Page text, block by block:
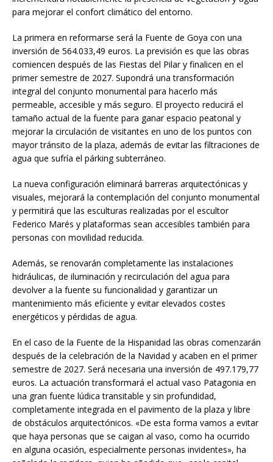
para mejorar el confort climático del entorno.
La primera en reformarse será la Fuente de Goya con una
inversión de 564.033,49 euros. La previsión es que las obras
comiencen después de las Fiestas del Pilar y finalicen en el
primer semestre de 2027. Supondrá una transformación
integral del conjunto monumental para hacerlo más
permeable, accesible y más seguro. El proyecto reducirá el
tamaño actual de la fuente para ganar espacio peatonal y
mejorar la circulación de visitantes en uno de los puntos con
mayor tránsito de la plaza, además de evitar las filtraciones de
agua que sufría el párking subterráneo.
La nueva configuración eliminará barreras arquitectónicas y
visuales, mejorará la contemplación del conjunto monumental
y permitirá que las esculturas realizadas por el escultor
Federico Marés y plataformas sean accesibles también para
personas con movilidad reducida.
Además, se renovarán completamente las instalaciones
hidráulicas, de iluminación y recirculación del agua para
devolver a la fuente su funcionalidad y garantizar un
mantenimiento más eficiente y evitar elevados costes
energéticos y pérdidas de agua.
En el caso de la Fuente de la Hispanidad las obras comenzarán
después de la celebración de la Navidad y acaben en el primer
semestre de 2027. Será necesaria una inversión de 497.179,77
euros. La actuación transformará el actual vaso Patagonia en
una gran fuente lúdica transitable y sin profundidad,
completamente integrada en el pavimento de la plaza y libre
de obstáculos arquitectónicos. «De esta forma vamos a evitar
que haya personas que se caigan al vaso, como ha ocurrido
en alguna ocasión, especialmente personas invidentes», ha